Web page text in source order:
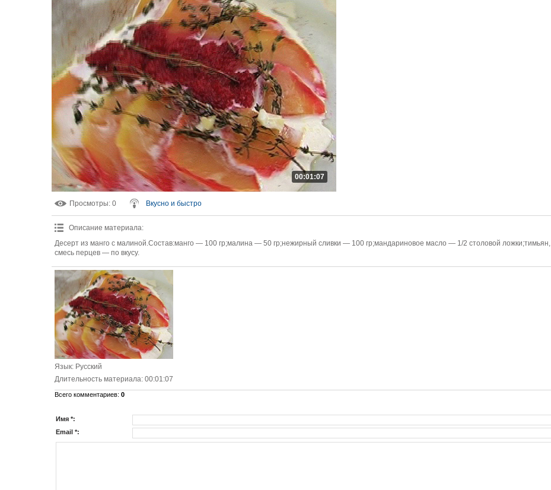
00:01:07
Просмотры: 0 Вкусно и быстро
Описание материала:
Десерт из манго с малиной.Состав:манго — 100 гр;малина — 50 гр;нежирный сливки — 100 гр;мандариновое масло — 1/2 столовой ложки;тимьян,
смесь перцев — по вкусу.
Язык: Русский
Длительность материала: 00:01:07
Всего комментариев: 0
Имя *:
Email *: